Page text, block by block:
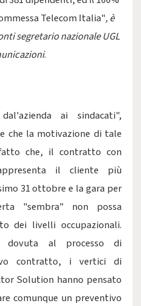
Telecom Italia", è
segretario nazionale UGL
.
ai sindacati",
che la motivazione di tale
che, il contratto con
il cliente più
31 ottobre e la gara per
"sembra" non possa
dei livelli occupazionali.
dovuta al processo di
contratto, i vertici di
Solution hanno pensato
comunque un preventivo